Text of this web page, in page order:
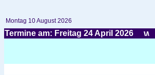
Montag 10 August 2026
Termine am: Freitag 24April 2026